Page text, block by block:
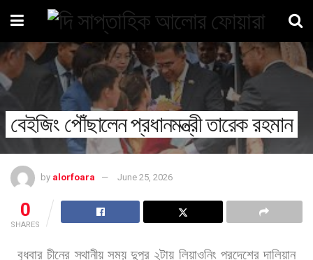
বেইজিং পৌঁছালেন প্রধানমন্ত্রী তারেক রহমান
by alorfoara June 25, 2026
0
SHARES
বুধবার চীনের স্থানীয় সময় দুপুর ২টায় লিয়াওনিং প্রদেশের দালিয়ান